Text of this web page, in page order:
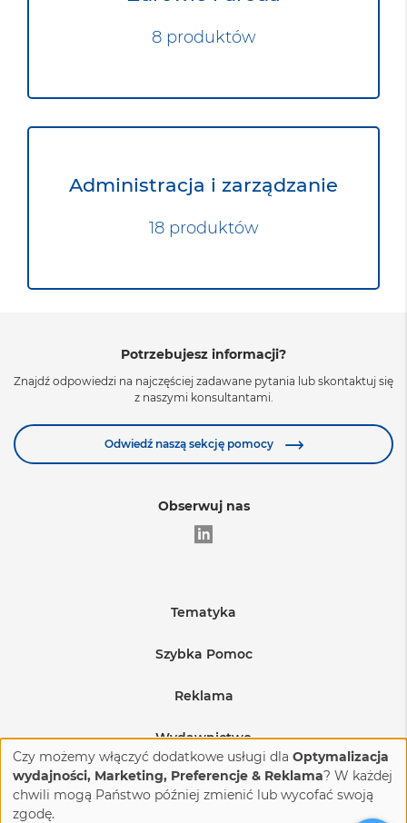
8 produktów
Administracja i zarządzanie
18 produktów
Potrzebujesz informacji?
Znajdź odpowiedzi na najczęściej zadawane pytania lub skontaktuj się
z naszymi konsultantami.
Odwiedź naszą sekcję pomocy
Obserwuj nas
Tematyka
Edukacja
Medycyna
BHP i produkcja
Budownictwo i nieruchomości
Szybka Pomoc
Warunki sprzedaży
Wysyłka produktów
Reklamacje i zwroty
Reklama
Regulamin sprzedaży reklam
Regulamin sprzedaży reklam na eventach
Wydawnictwo
O nas
Czy możemy włączyć dodatkowe usługi dla Optymalizacja
wydajności, Marketing, Preferencje & Reklama? W każdej
chwili mogą Państwo później zmienić lub wycofać swoją
zgodę.